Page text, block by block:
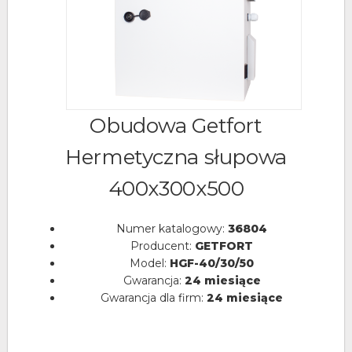
Obudowa Getfort
Hermetyczna słupowa
400x300x500
Numer katalogowy: 36804
Producent: GETFORT
Model: HGF-40/30/50
Gwarancja: 24 miesiące
Gwarancja dla firm: 24 miesiące